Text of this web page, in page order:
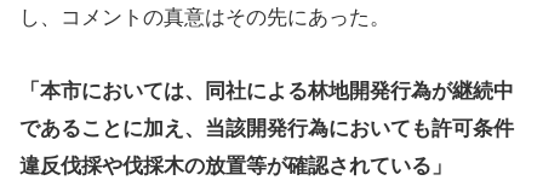
し、コメントの真意はその先にあった。
「本市においては、同社による林地開発行為が継続中
であることに加え、当該開発行為においても許可条件
違反伐採や伐採木の放置等が確認されている」